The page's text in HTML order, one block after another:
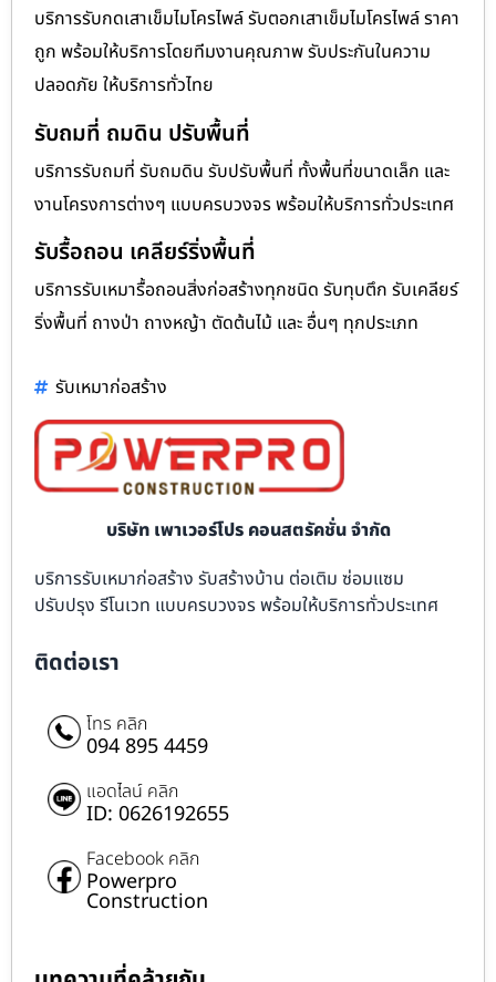
บริการรับกดเสาเข็มไมโครไพล์ รับตอกเสาเข็มไมโครไพล์ ราคา
ถูก พร้อมให้บริการโดยทีมงานคุณภาพ รับประกันในความ
ปลอดภัย ให้บริการทั่วไทย
รับถมที่ ถมดิน ปรับพื้นที่
บริการรับถมที่ รับถมดิน รับปรับพื้นที่ ทั้งพื้นที่ขนาดเล็ก และ
งานโครงการต่างๆ แบบครบวงจร พร้อมให้บริการทั่วประเทศ
รับรื้อถอน เคลียร์ริ่งพื้นที่
บริการรับเหมารื้อถอนสิ่งก่อสร้างทุกชนิด รับทุบตึก รับเคลียร์
ริ่งพื้นที่ ถางป่า ถางหญ้า ตัดต้นไม้ และ อื่นๆ ทุกประเภท
รับเหมาก่อสร้าง
บริษัท เพาเวอร์โปร คอนสตรัคชั่น จำกัด
บริการรับเหมาก่อสร้าง รับสร้างบ้าน ต่อเติม ซ่อมแซม
ปรับปรุง รีโนเวท แบบครบวงจร พร้อมให้บริการทั่วประเทศ
ติดต่อเรา
โทร คลิก
094 895 4459
แอดไลน์ คลิก
ID: 0626192655
Facebook คลิก
Powerpro
Construction